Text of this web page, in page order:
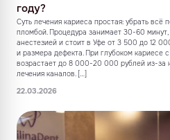
году?
Суть лечения кариеса простая: убрать всё
пломбой. Процедура занимает 30-60
анестезией и стоит в Уфе от 3 500 до 12
и размера дефекта. При глубоком кариесе
возрастает до 8 000-20 000 рублей из-за
лечения каналов. […]
22.03.2026